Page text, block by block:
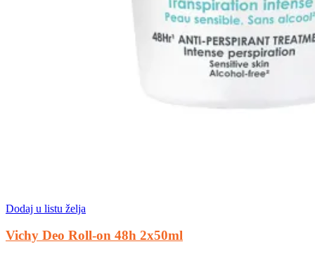
Dodaj u listu želja
Vichy Deo Roll-on 48h 2x50ml